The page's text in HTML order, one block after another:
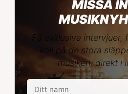
MISSA
Få exklusiva intervjuer,
koll på de stora
musiken, direkt i